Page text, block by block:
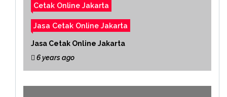
Cetak Online Jakarta
Jasa Cetak Online Jakarta
Jasa Cetak Online Jakarta
6 years ago